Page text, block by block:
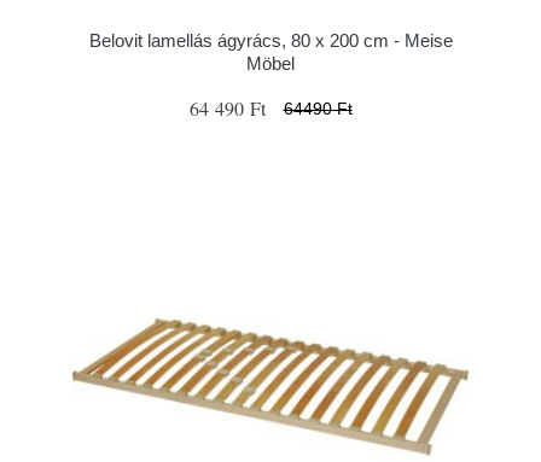
Belovit lamellás ágyrács, 80 x 200 cm - Meise
Möbel
64 490 Ft 64490 Ft